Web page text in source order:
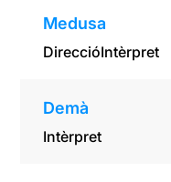
Medusa
DireccióIntèrpret
Demà
Intèrpret